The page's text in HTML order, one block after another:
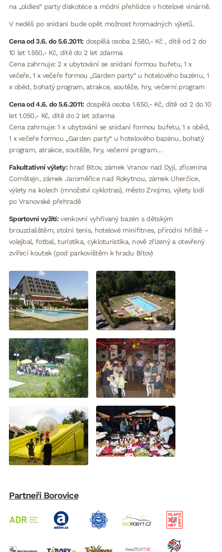
na „oldies“ party diskotéce a módní přehlídce v hotelové vinárně.
V neděli po snídani bude opět možnost hromadných výletů.
Cena od 3.6. do 5.6.2011:dospělá osoba 2.580,- Kč , dítě od 2 do
10 let 1.550,- Kč, dítě do 2 let zdarma
Cena zahrnuje: 2 x ubytování se snídaní formou bufetu, 1 x
večeře, 1 x večeře formou „Garden party“ u hotelového bazénu, 1
x oběd, bohatý program, atrakce, soutěže, hry, večerní program
Cena od 4.6. do 5.6.2011:dospělá osoba 1.650,- Kč, dítě od 2 do 10
let 1.050,- Kč, dítě do 2 let zdarma
Cena zahrnuje: 1 x ubytování se snídaní formou bufetu, 1 x oběd,
1 x večeře formou „Garden party“ u hotelového bazénu, bohatý
program, atrakce, soutěže, hry, večerní program…
Fakultativní výlety:hrad Bítov, zámek Vranov nad Dyjí, zřícenina
Cornštejn, zámek Jaroměřice nad Rokytnou, zámek Uherčice,
výlety na kolech (množství cyklotras), město Znojmo, výlety lodí
po Vranovské přehradě
Sportovní vyžití:venkovní vyhřívaný bazén s dětským
brouzdalištěm, stolní tenis, hotelové minifitnes, přírodní hřiště –
volejbal, fotbal, turistika, cykloturistika, nově zřízený a otevřený
zvířecí koutek (pod parkovištěm k hradu Bítov)
Partneři Borovice